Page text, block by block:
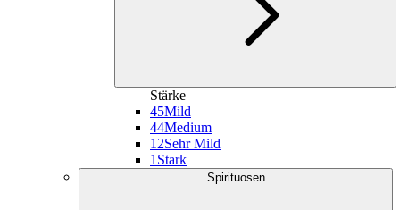
Stärke
45Mild
44Medium
12Sehr Mild
1 Stark
Spirituosen